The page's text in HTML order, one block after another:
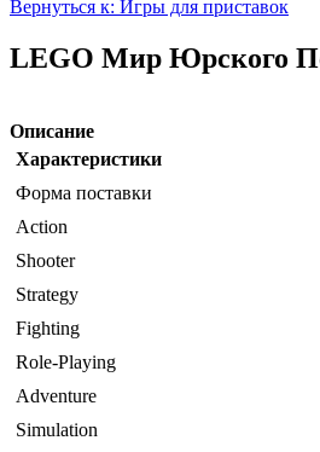
Вернуться к: Игры для приставок
LEGO Мир Юрского
Описание
Характеристики
Форма поставки
Action
Shooter
Strategy
Fighting
Role-Playing
Adventure
Simulation